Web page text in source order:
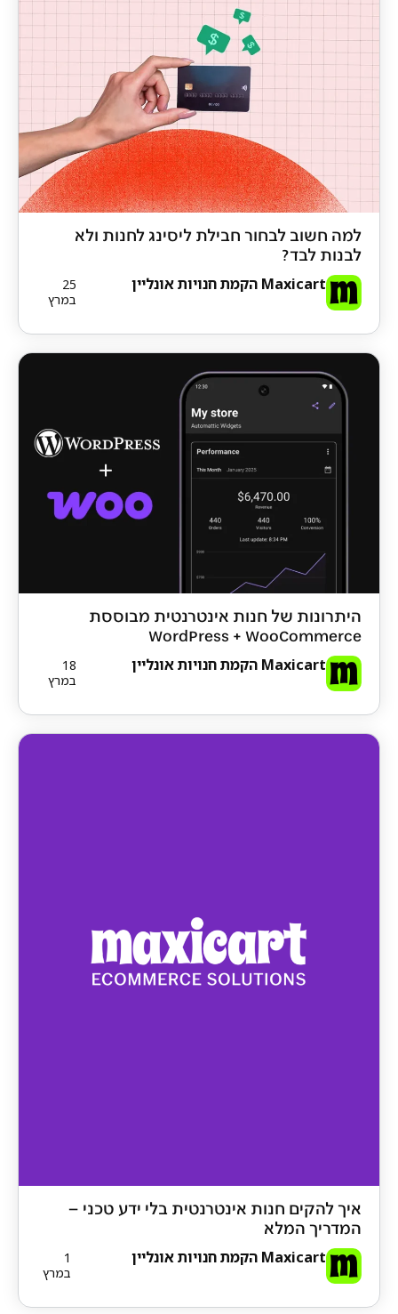
למה חשוב לבחור חבילת ליסינג לחנות ולא
לבנות לבד?
Maxicart הקמת חנויות אונליין
25
במרץ
היתרונות של חנות אינטרנטית מבוססת
WordPress + WooCommerce
Maxicart הקמת חנויות אונליין
18
במרץ
איך להקים חנות אינטרנטית בלי ידע טכני –
המדריך המלא
Maxicart הקמת חנויות אונליין
1
במרץ